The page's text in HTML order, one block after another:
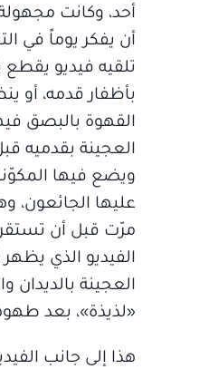
أحد، وكانت
أن يفكر يوماً في
تلقيه فيديو
بأظفار قدمه، أو
القهوة بالبصق
العجينة بقدميه
ويضع فيها
عليها الجائعون،
مرّت قبل أن
الفيديو الذي
العجينة
«لذيذة»، بعد
هذا إلى جانب